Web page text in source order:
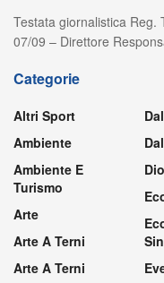
Testata giornalistica Reg.
07/09 – Direttore
Categorie
Altri Sport
Ambiente
Ambiente E
Turismo
Arte
Arte A Terni
Arte A Terni